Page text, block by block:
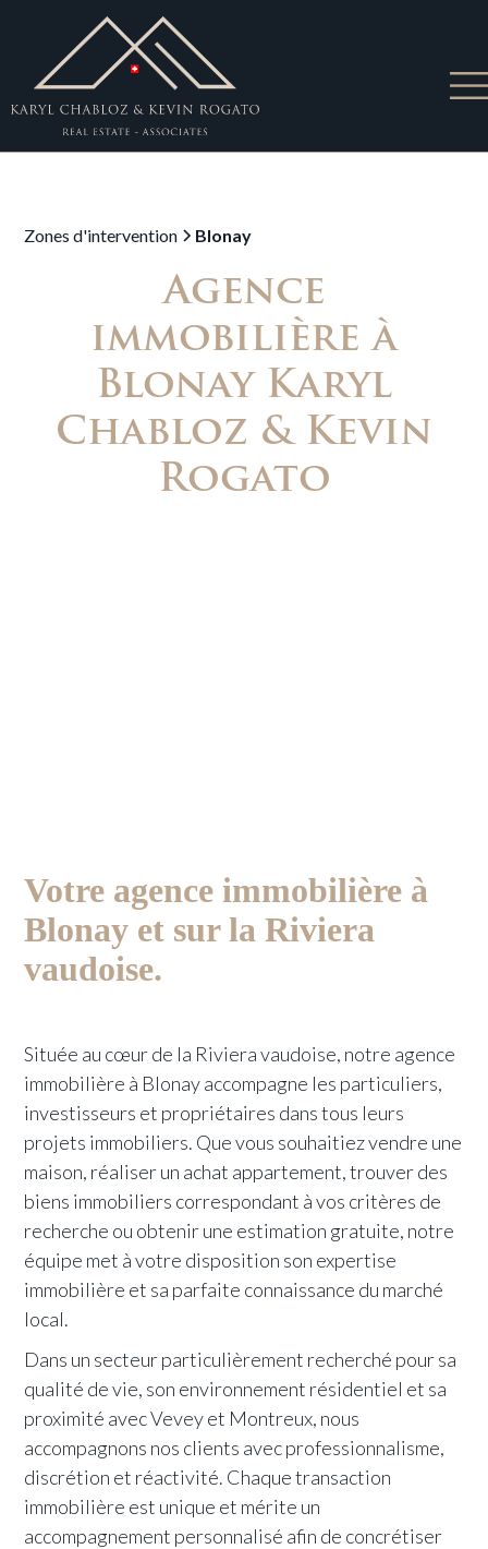
Zones d'intervention Blonay
Agence
immobilière à
Blonay Karyl
Chabloz & Kevin
Rogato
Votre agence immobilière à
Blonay et sur la Riviera
vaudoise.
Située au cœur de la Riviera vaudoise, notre agence
immobilière à Blonay accompagne les particuliers,
investisseurs et propriétaires dans tous leurs
projets immobiliers. Que vous souhaitiez vendre une
maison, réaliser un achat appartement, trouver des
biens immobiliers correspondant à vos critères de
recherche ou obtenir une estimation gratuite, notre
équipe met à votre disposition son expertise
immobilière et sa parfaite connaissance du marché
local.
Dans un secteur particulièrement recherché pour sa
qualité de vie, son environnement résidentiel et sa
proximité avec Vevey et Montreux, nous
accompagnons nos clients avec professionnalisme,
discrétion et réactivité. Chaque transaction
immobilière est unique et mérite un
accompagnement personnalisé afin de concrétiser